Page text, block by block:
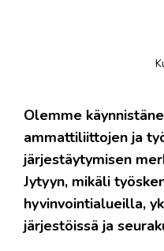
Olemme
ammattiliittojen ja
järjestäytymisen
Jytyyn, mikäli
hyvinvointialueilla,
järjestöissä ja